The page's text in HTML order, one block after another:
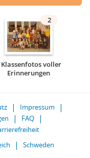
2
Klassenfotos voller
Erinnerungen
Impressum
FAQ
Schweden